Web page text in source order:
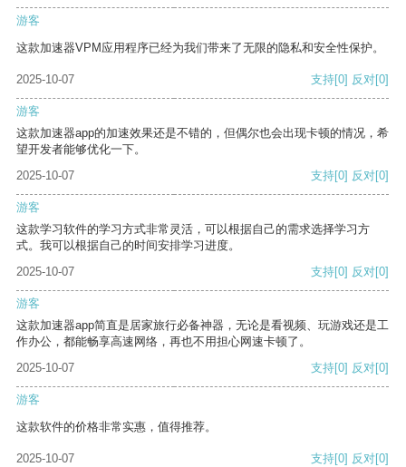
游客
这款加速器VPM应用程序已经为我们带来了无限的隐私和安全性保护。
2025-10-07 支持[0] 反对[0]
游客
这款加速器app的加速效果还是不错的，但偶尔也会出现卡顿的情况，希
望开发者能够优化一下。
2025-10-07
支持[0] 反对[0]
游客
这款学习软件的学习方式非常灵活，可以根据自己的需求选择学习方
式。我可以根据自己的时间安排学习进度。
2025-10-07
支持[0] 反对[0]
游客
这款加速器app简直是居家旅行必备神器，无论是看视频、玩游戏还是工
作办公，都能畅享高速网络，再也不用担心网速卡顿了。
2025-10-07
支持[0] 反对[0]
游客
这款软件的价格非常实惠，值得推荐。
2025-10-07 支持[0] 反对[0]